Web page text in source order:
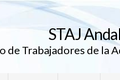
STAJ
de Trabajadores de la